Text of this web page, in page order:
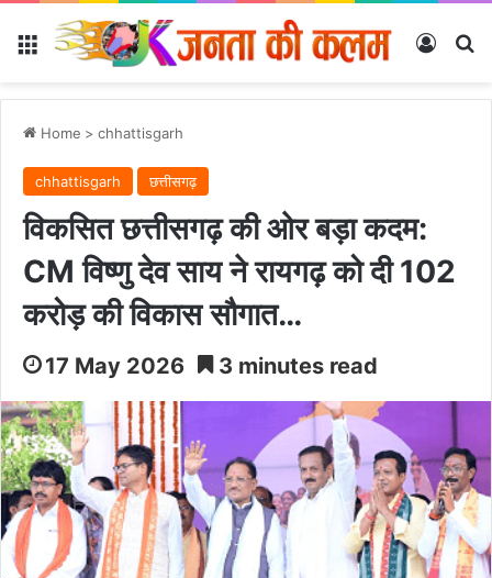
Menu Log In
Home > chhattisgarh
chhattisgarh छत्तीसगढ़
विकसित छत्तीसगढ़ की ओर बड़ा कदम:
CM विष्णु देव साय ने रायगढ़ को दी 102
करोड़ की विकास सौगात…
17 May 2026 3 minutes read